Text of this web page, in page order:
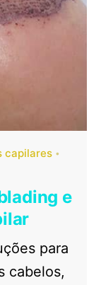
capilares
e
para
cabelos,